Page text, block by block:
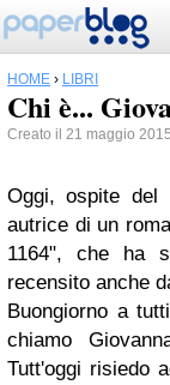
HOME › LIBRI
Chi è...
Creato il 21 maggio
Oggi, ospite del
autrice di un
1164", che ha
recensito anche
Buongiorno a
chiamo
Tutt'oggi risiedo